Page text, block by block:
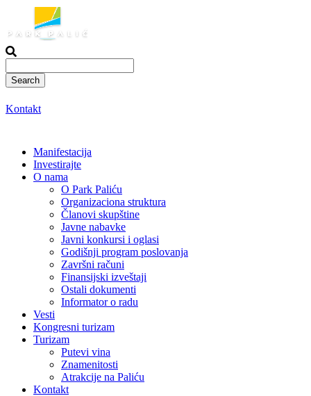
sadržaj
Kontakt
Manifestacija
Investirajte
O nama
O Park Paliću
Organizaciona struktura
Članovi skupštine
Javne nabavke
Javni konkursi i oglasi
Godišnji program poslovanja
Završni računi
Finansijski izveštaji
Ostali dokumenti
Informator o radu
Vesti
Kongresni turizam
Turizam
Putevi vina
Znamenitosti
Atrakcije na Paliću
Kontakt